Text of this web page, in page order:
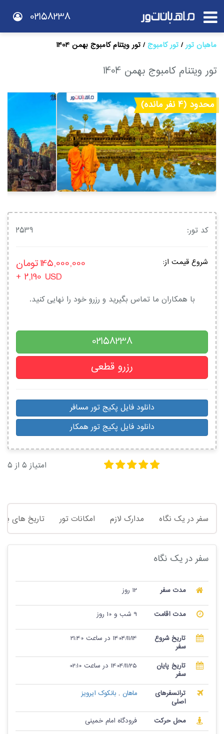
02158238
ماهبان تور تور کامبوج تور ویتنام کامبوج بهمن 1404
تور ویتنام کامبوج بهمن 1404
محدود (4 نفر مانده)
کد تور: 2539
شروع قیمت از: 145,000,000تومان
+ 2,190 USD
با همکاران ما تماس بگیرید و رزرو خود را نهایی کنید.
02158238
رزرو قطعی
دانلود فایل پکیج تور مسافر
دانلود فایل پکیج تور همکار
امتیاز5 از5
سفر در یک نگاه مدارک لازم امکانات تور تاریخ های
سفر در یک نگاه
مدت سفر 12 روز
مدت اقامت 9 شب و 10 روز
تاریخ شروع
سفر
1404/11/14 در ساعت 21:40
تاریخ پایان
سفر
1404/11/25 در ساعت 02:10
ترانسفرهای
اصلی
ماهان , بانکوک ایرویز
محل حرکت
فرودگاه امام خمینی